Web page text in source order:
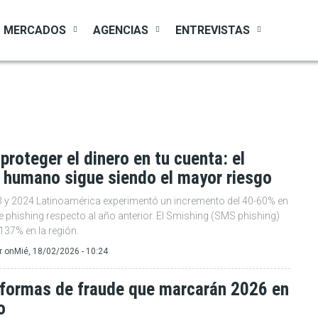
MERCADOS AGENCIAS ENTREVISTAS
el dinero en tu cuenta: el
sigue siendo el mayor riesgo
y 2024 Latinoamérica experimentó un incremento del 40-60% en
phishing respecto al año anterior. El Smishing (SMS phishing)
en la región.
on Mié, 18/02/2026 - 10:24
de fraude que marcarán 2026 en